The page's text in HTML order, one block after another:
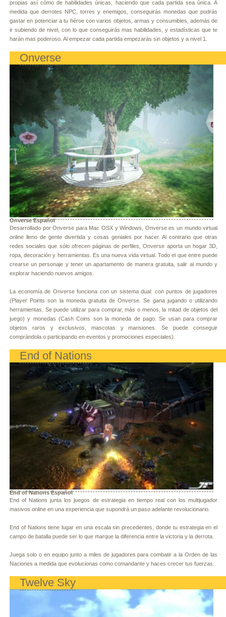
propias así cómo de habilidades únicas, haciendo que cada partida sea única. A
medida que derrotes NPC, torres y enemigos, conseguirás monedas que podrás
gastar en potenciar a tu héroe con varios objetos, armas y consumibles, además de
ir subiendo de nivel, con lo que conseguirás mas habilidades, y estadísticas que te
harán mas poderoso. Al empezar cada partida empezarás sin objetos y a nivel 1.
Onverse
Onverse Español
Desarrollado por Onverse para Mac OSX y Windows, Onverse es un mundo virtual
online lleno de gente divertida y cosas geniales por hacer. Al contrario que otras
redes sociales que sólo ofrecen páginas de perfiles, Onverse aporta un hogar 3D,
ropa, decoración y herramientas. Es una nueva vida virtual. Todo el que entre puede
crearse un personaje y tener un apartamento de manera gratuita, salir al mundo y
explorar haciendo nuevos amigos.
La economía de Onverse funciona con un sistema dual: con puntos de jugadores
(Player Points son la moneda gratuita de Onverse. Se gana jugando o utilizando
herramientas. Se puede utilizar para comprar, más o menos, la mitad de objetos del
juego) y monedas (Cash Coins son la moneda de pago. Se usan para comprar
objetos raros y exclusivos, mascotas y mansiones. Se puede conseguir
comprándola o participando en eventos y promociones especiales).
End of Nations
End of Nations Español
End of Nations junta los juegos de estrategia en tiempo real con los multijugador
masivos online en una experiencia que supondrá un paso adelante revolucionario.
End of Nations tiene lugar en una escala sin precedentes, donde tu estrategia en el
campo de batalla puede ser lo que marque la diferencia entre la victoria y la derrota.
Juega solo o en equipo junto a miles de jugadores para combatir a la Orden de las
Naciones a medida que evolucionas como comandante y haces crecer tus fuerzas.
Twelve Sky